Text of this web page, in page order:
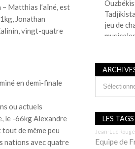
Matthias l’aîné, est
Jonathan
vingt-quatre
en demi-finale
ou actuels
le -66kg Alexandre
de même peu
nations avec quatre
LES TAGS
Jean-Luc Rougé
Equipe de